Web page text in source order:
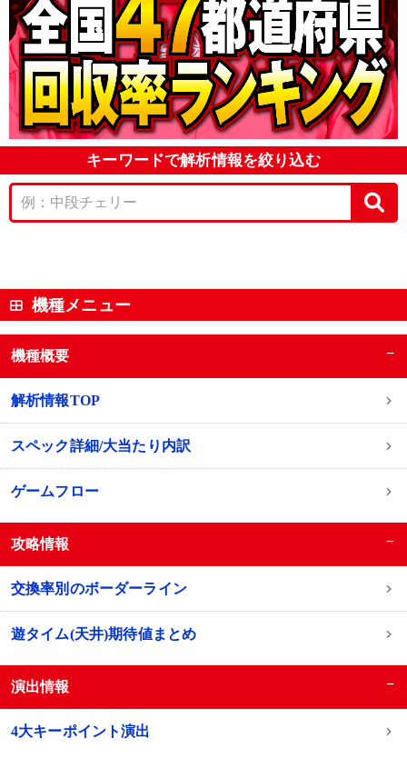
キーワードで解析情報を絞り込む
機種メニュー
機種概要 −
解析情報TOP
スペック詳細/大当たり内訳
ゲームフロー
攻略情報 −
交換率別のボーダーライン
遊タイム(天井)期待値まとめ
演出情報 −
4大キーポイント演出